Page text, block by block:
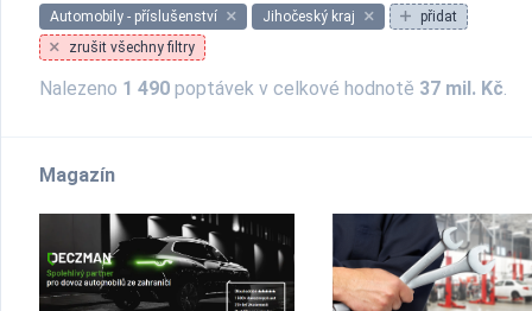
Automobily - příslušenství Jihočeský kraj
přidat
zrušit všechny filtry
Nalezeno 1 490 poptávek v celkové hodnotě 37 mil. Kč.
Magazín